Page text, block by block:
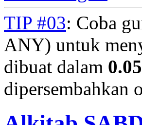
TIP #03: Coba
ANY) untuk
dibuat dalam 0.05
dipersembahkan